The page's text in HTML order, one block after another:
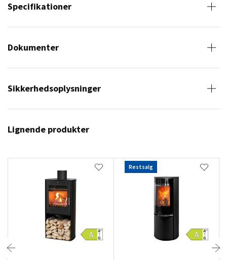
Specifikationer
Dokumenter
Sikkerhedsoplysninger
Lignende produkter
Restsalg